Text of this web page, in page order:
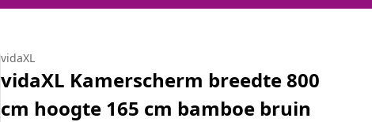
vidaXL
vidaXL Kamerscherm breedte 800
cm hoogte 165 cm bamboe bruin